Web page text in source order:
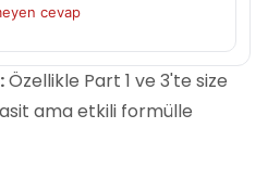
cevap
Özellikle Part 1 ve 3'te size
ama etkili formülle